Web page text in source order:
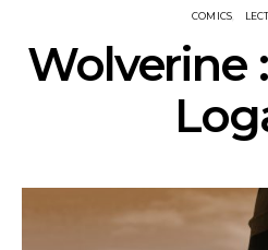
COMICS
Wolverine